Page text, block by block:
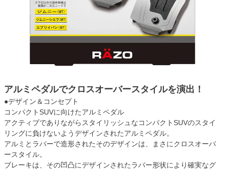
アルミペダルでクロスオーバースタイルを演出！
●デザイン＆コンセプト
コンパクトSUVに向けたアルミペダル
アクティブでありながらスタイリッシュなコンパクトSUVのスタイ
リングに負けないようデザインされたアルミペダル。
アルミとラバーで造形されたそのデザインは、まさにクロスオーバ
ースタイル。
ブレーキは、その凹凸にデザインされたラバー形状により確実なグ